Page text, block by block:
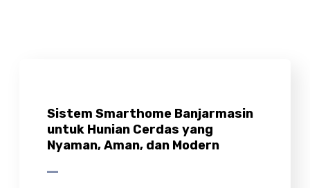
Sistem Smarthome Banjarmasin
untuk Hunian Cerdas yang
Nyaman, Aman, dan Modern